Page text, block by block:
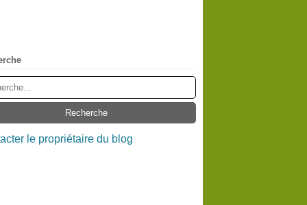
le propriétaire du blog